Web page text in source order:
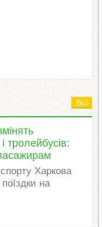
Всі
тролейбусів:
Харкова
на